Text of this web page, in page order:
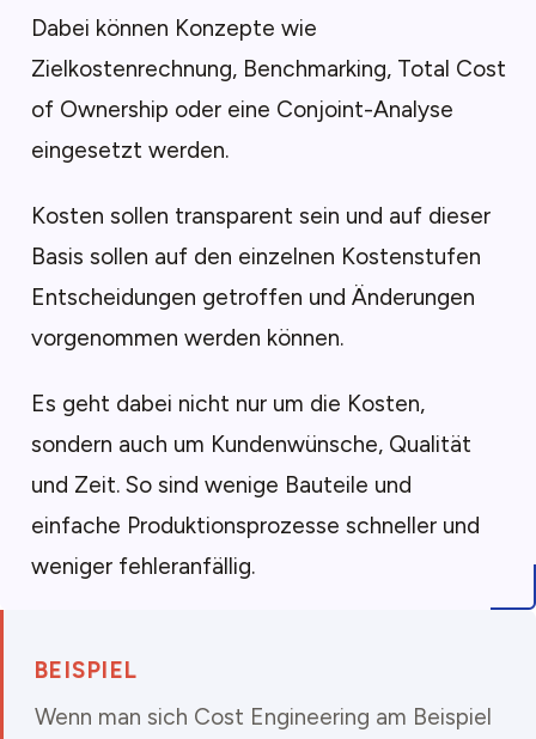
Dabei können Konzepte wie
Zielkostenrechnung, Benchmarking, Total Cost
of Ownership oder eine Conjoint-Analyse
eingesetzt werden.
Kosten sollen transparent sein und auf dieser
Basis sollen auf den einzelnen Kostenstufen
Entscheidungen getroffen und Änderungen
vorgenommen werden können.
Es geht dabei nicht nur um die Kosten,
sondern auch um Kundenwünsche, Qualität
und Zeit. So sind wenige Bauteile und
einfache Produktionsprozesse schneller und
weniger fehleranfällig.
BEISPIEL
Wenn man sich Cost Engineering am Beispiel